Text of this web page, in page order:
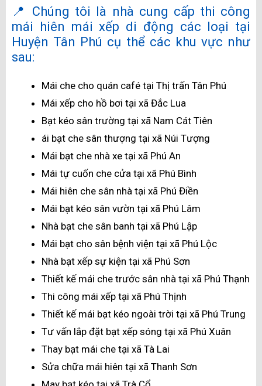
📍 Chúng tôi là nhà cung cấp thi công
mái hiên mái xếp di động các loại tại
Huyện Tân Phú cụ thể các khu vực như
sau:
Mái che cho quán café tại Thị trấn Tân Phú
Mái xếp cho hồ bơi tại xã Đắc Lua
Bạt kéo sân trường tại xã Nam Cát Tiên
ái bạt che sân thượng tại xã Núi Tượng
Mái bạt che nhà xe tại xã Phú An
Mái tự cuốn che cửa tại xã Phú Bình
Mái hiên che sân nhà tại xã Phú Điền
Mái bạt kéo sân vườn tại xã Phú Lâm
Nhà bạt che sân banh tại xã Phú Lập
Mái bạt cho sân bệnh viện tại xã Phú Lộc
Nhà bạt xếp sự kiện tại xã Phú Sơn
Thiết kế mái che trước sân nhà tại xã Phú Thạnh
Thi công mái xếp tại xã Phú Thịnh
Thiết kế mái bạt kéo ngoài trời tại xã Phú Trung
Tư vấn lắp đặt bạt xếp sóng tại xã Phú Xuân
Thay bạt mái che tại xã Tà Lai
Sửa chữa mái hiên tại xã Thanh Sơn